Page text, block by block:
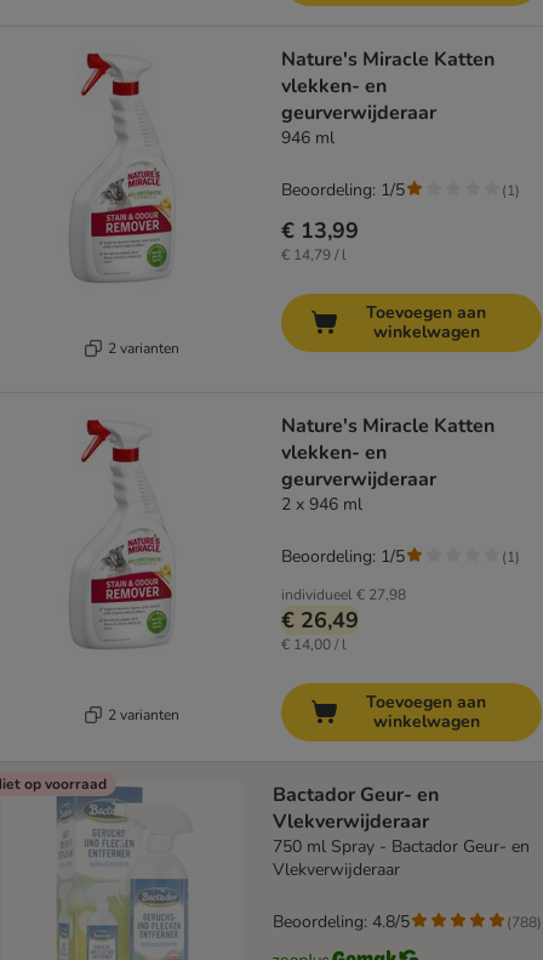
2 varianten
Nature's Miracle Katten
vlekken- en
geurverwijderaar
946 ml
€ 13,99
€ 14,79 / l
Beoordeling: 1/5 (1)
Toevoegen aan
winkelwagen
2 varianten
Nature's Miracle Katten
vlekken- en
geurverwijderaar
2 x 946 ml
individueel€ 27,98
€ 26,49
€ 14,00 / l
Beoordeling: 1/5 (1)
Toevoegen aan
winkelwagen
op voorraad
Bactador Geur- en
Vlekverwijderaar
750 ml Spray - Bactador Geur- en
Vlekverwijderaar
Beoordeling: 4.8/5 (788)